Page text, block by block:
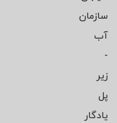
سازمان
آب
-
زیر
پل
یادگار